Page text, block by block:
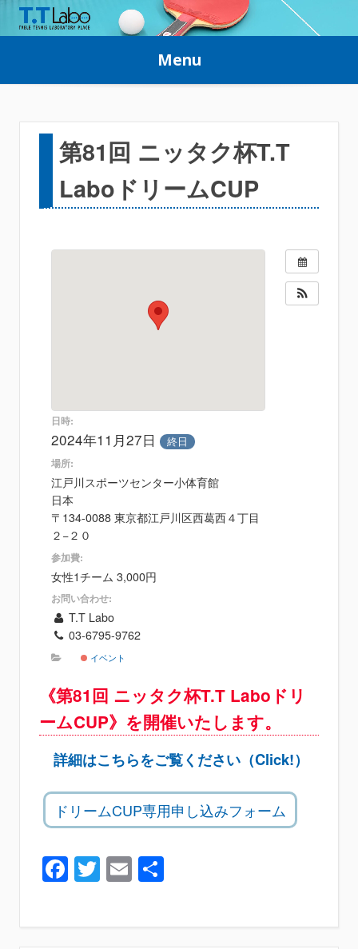
Skip
to
Menu
第81回 ニッタク杯T.T
LaboドリームCUP
日時:
2024年11月27日 終日
場所:
江戸川スポーツセンター小体育館
日本
〒134-0088 東京都江戸川区西葛西４丁目
２−２０
参加費:
女性1チーム 3,000円
お問い合わせ:
T.T Labo
03-6795-9762
イベント
《第81回 ニッタク杯T.T Laboドリ
ームCUP》を開催いたします。
詳細はこちらをご覧ください（Click!）
ドリームCUP専用申し込みフォーム
Facebook
Twitter
Email